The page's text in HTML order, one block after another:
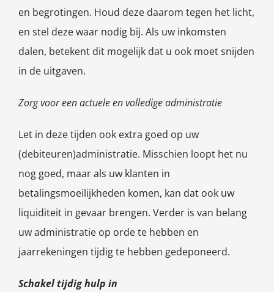
en begrotingen. Houd deze daarom tegen het licht,
en stel deze waar nodig bij. Als uw inkomsten
dalen, betekent dit mogelijk dat u ook moet snijden
in de uitgaven.
Zorg voor een actuele en volledige administratie
Let in deze tijden ook extra goed op uw
(debiteuren)administratie. Misschien loopt het nu
nog goed, maar als uw klanten in
betalingsmoeilijkheden komen, kan dat ook uw
liquiditeit in gevaar brengen. Verder is van belang
uw administratie op orde te hebben en
jaarrekeningen tijdig te hebben gedeponeerd.
Schakel tijdig hulp in